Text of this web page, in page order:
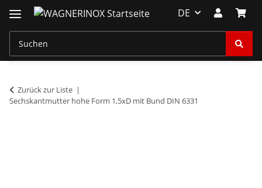
DE
Zurück zur Liste
Sechskantmutter hohe Form 1,5xD mit Bund DIN 6331